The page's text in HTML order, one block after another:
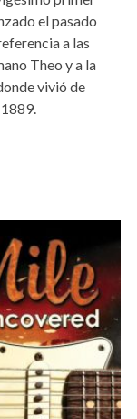
el pasado
a las
Theo y a la
vivió de